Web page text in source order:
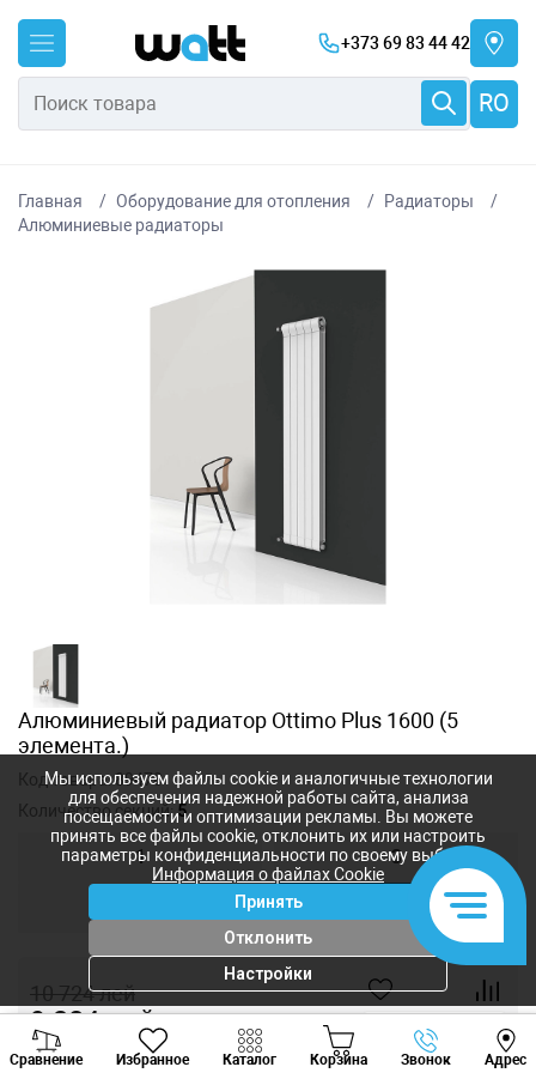
+373 69 83 44 42
RO
Главная Оборудование для отопления
Радиаторы
Алюминиевые радиаторы
Алюминиевый радиатор Ottimo Plus 1600 (5
элемента.)
Код товара:89478
Количество секций:5
1 3
10 724лей
9 384лей
Сравнение Избранное Каталог Корзина Звонок Адрес
Viber Whatsapp
Мы используем файлы cookie и аналогичные технологии
для обеспечения надежной работы сайта, анализа
посещаемости и оптимизации рекламы. Вы можете
принять все файлы cookie, отклонить их или настроить
параметры конфиденциальности по своему выбору.
Информация о файлах Cookie
Принять
Отклонить
Настройки